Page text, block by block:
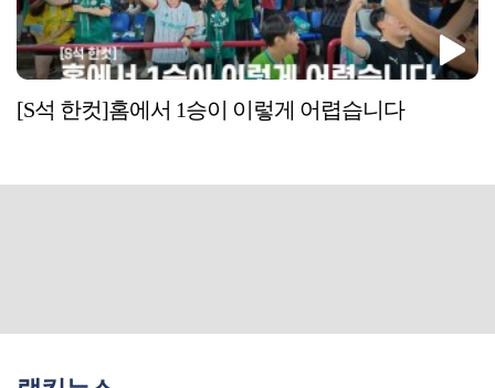
[S석 한컷]홈에서 1승이 이렇게 어렵습니다